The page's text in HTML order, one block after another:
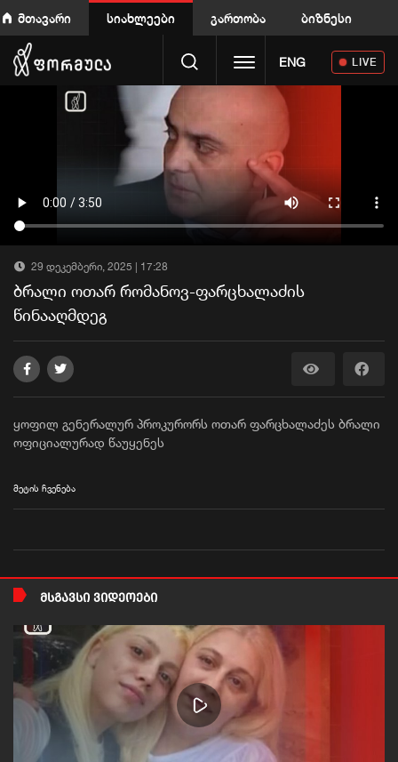
მთავარი სიახლეები გართობა ბიზნესი
Toggle navigation
ENG LIVE
29 დეკემბერი, 2025 | 17:28
ბრალი ოთარ რომანოვ-ფარცხალაძის
წინააღმდეგ
ყოფილ გენერალურ პროკურორს ოთარ ფარცხალაძეს ბრალი
ოფიციალურად წაუყენეს
მეტის ჩვენება
ᲛᲡᲒᲐᲕᲡᲘ ᲕᲘᲓᲔᲝᲔᲑᲘ